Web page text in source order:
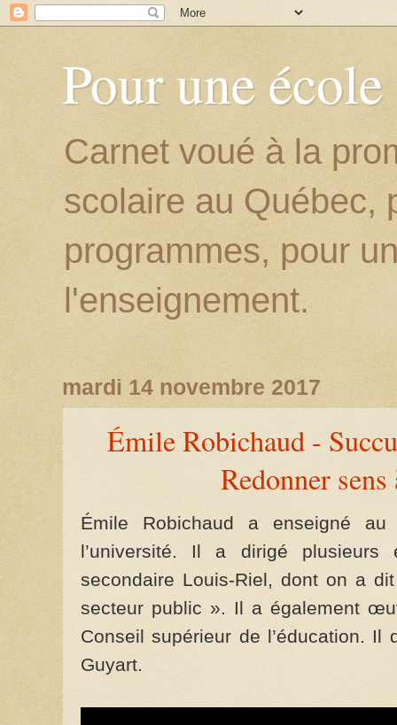
Pour une
Carnet voué à la
scolaire au Québec,
programmes, pour
l'enseignement.
mardi 14 novembre 2017
Émile Robichaud -
Redonner
Émile Robichaud a enseigné
l’université. Il a dirigé plusieurs
secondaire Louis-Riel, dont on a
secteur public ». Il a également
Conseil supérieur de l’éducation. Il
Guyart.